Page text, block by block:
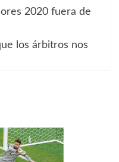
2020 fuera de
los árbitros nos